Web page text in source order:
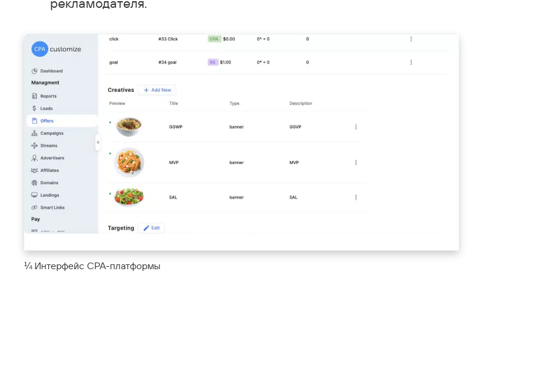
рекламодателя.
¼ Интерфейс CPA-платформы